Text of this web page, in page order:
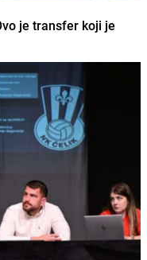
je transfer koji je